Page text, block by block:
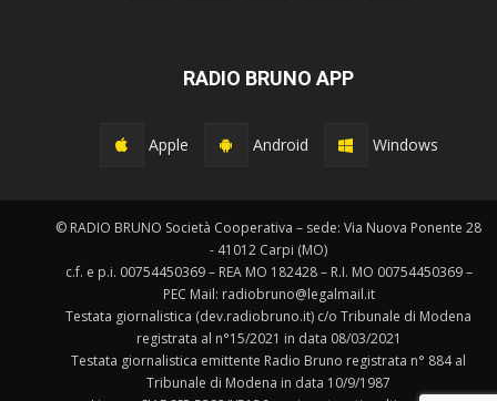
RADIO BRUNO APP
Apple Android Windows
© RADIO BRUNO Società Cooperativa – sede: Via Nuova Ponente 28
- 41012 Carpi (MO)
c.f. e p.i. 00754450369 – REA MO 182428 – R.I. MO 00754450369 –
PEC Mail: radiobruno@legalmail.it
Testata giornalistica (dev.radiobruno.it) c/o Tribunale di Modena
registrata al n°15/2021 in data 08/03/2021
Testata giornalistica emittente Radio Bruno registrata n° 884 al
Tribunale di Modena in data 10/9/1987